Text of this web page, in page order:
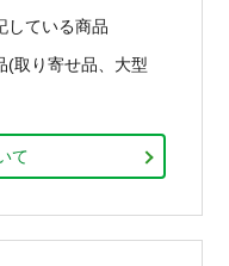
している商品
(取り寄せ品、大型
て